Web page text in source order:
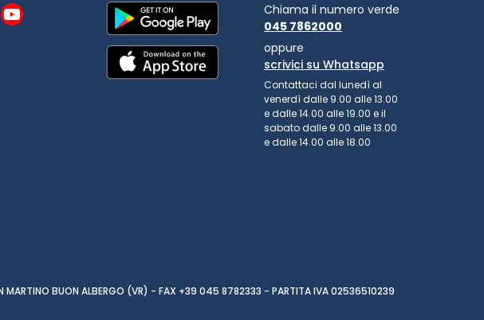
Chiama il numero verde
045 7862000
oppure
scrivici su Whatsapp
Contattaci dal lunedì al
venerdì dalle 9.00 alle 13.00
e dalle 14.00 alle 19.00 e il
sabato dalle 9.00 alle 13.00
e dalle 14.00 alle 18.00
MARTINO BUON ALBERGO (VR) - FAX +39 045 8782333 - PARTITA IVA 02536510239